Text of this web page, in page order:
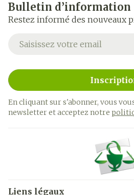
Bulletin d’information
Restez informé des nouveaux
Adresse mail
En cliquant sur s'abonner, vous
newsletter et acceptez notre
Liens légaux